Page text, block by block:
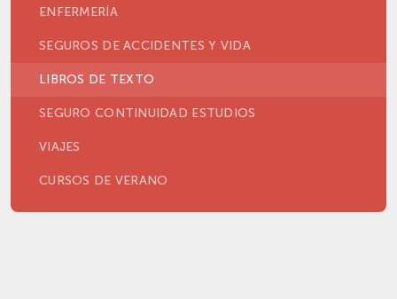
ENFERMERÍA
SEGUROS DE ACCIDENTES Y VIDA
LIBROS DE TEXTO
SEGURO CONTINUIDAD ESTUDIOS
VIAJES
CURSOS DE VERANO